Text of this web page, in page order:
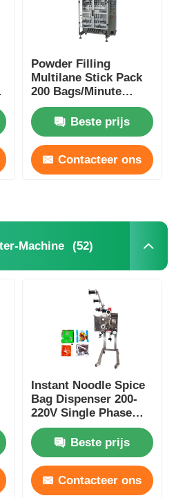
diensten
Powder Filling
Multilane Stick Pack
200 Bags/Minute
Automatic 3 Phase
Beste prijs
Contacteer ons
Machine (52)
Instant Noodle Spice
Bag Dispenser 200-
220V Single Phase
100 Pakketten/min
Beste prijs
Contacteer ons